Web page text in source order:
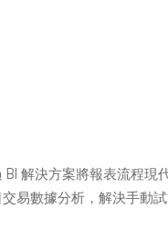
解決方案將報表流程現
易數據分析，解決手動